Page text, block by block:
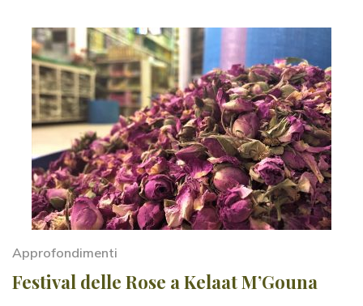
Facebook
Approfondimenti
Festival delle Rose a Kelaat M’Gouna